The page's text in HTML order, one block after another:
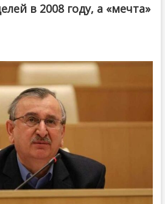
в 2008 году, а «мечта»